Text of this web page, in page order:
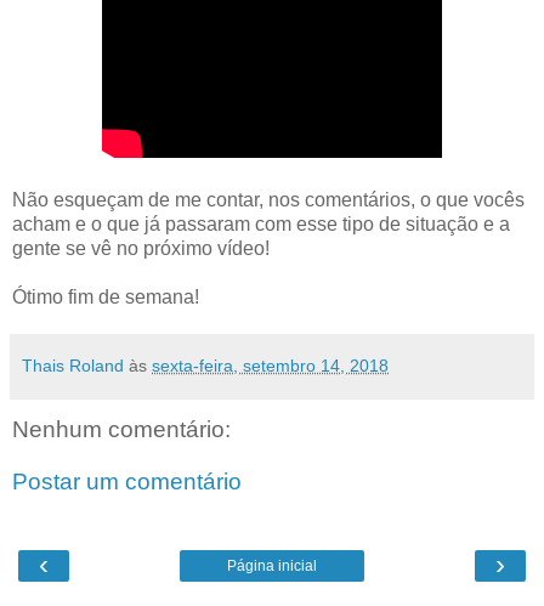
Não esqueçam de me contar, nos comentários, o que vocês
acham e o que já passaram com esse tipo de situação e a
gente se vê no próximo vídeo!
Ótimo fim de semana!
Thais Roland às sexta-feira, setembro 14, 2018
Nenhum comentário:
Postar um comentário
‹ ›
Página inicial